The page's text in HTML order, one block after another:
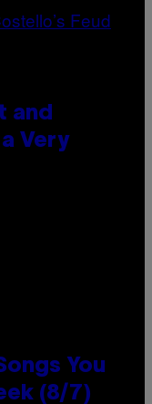
and
Very
You
(8/7)